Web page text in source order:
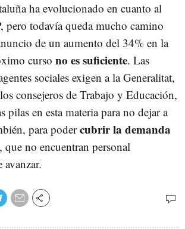
ha evolucionado en cuanto al
pero todavía queda mucho camino
de un aumento del 34% en la
curso no es suficiente. Las
sociales exigen a la Generalitat,
consejeros de Trabajo y Educación,
pilas en esta materia para no dejar a
para podercubrir la demanda
, que no encuentran personal